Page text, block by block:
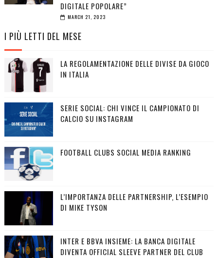
DIGITALE POPOLARE”
MARCH 21, 2023
I PIÙ LETTI DEL MESE
LA REGOLAMENTAZIONE DELLE DIVISE DA GIOCO
IN ITALIA
SERIE SOCIAL: CHI VINCE IL CAMPIONATO DI
CALCIO SU INSTAGRAM
FOOTBALL CLUBS SOCIAL MEDIA RANKING
L’IMPORTANZA DELLE PARTNERSHIP, L’ESEMPIO
DI MIKE TYSON
INTER E BBVA INSIEME: LA BANCA DIGITALE
DIVENTA OFFICIAL SLEEVE PARTNER DEL CLUB